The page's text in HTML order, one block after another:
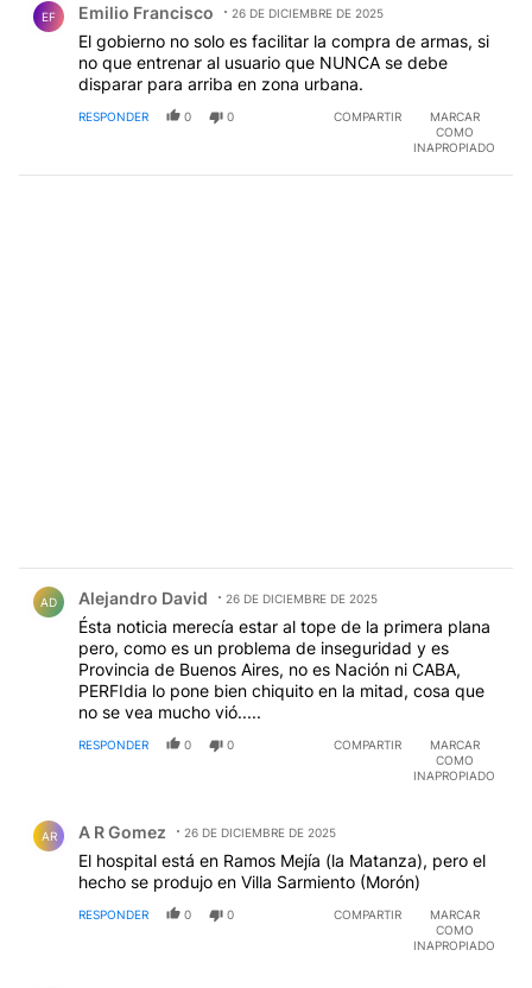
EF Emilio Francisco 26 DE DICIEMBRE DE 2025
El gobierno no solo es facilitar la compra de armas, si
no que entrenar al usuario que NUNCA se debe
disparar para arriba en zona urbana.
RESPONDER 0 0 COMPARTIR
MARCAR
COMO
INAPROPIADO
AD Alejandro David 26 DE DICIEMBRE DE 2025
Ésta noticia merecía estar al tope de la primera plana
pero, como es un problema de inseguridad y es
Provincia de Buenos Aires, no es Nación ni CABA,
PERFIdia lo pone bien chiquito en la mitad, cosa que
no se vea mucho vió.....
RESPONDER 0 0 COMPARTIR
MARCAR
COMO
INAPROPIADO
AR A R Gomez 26 DE DICIEMBRE DE 2025
El hospital está en Ramos Mejía (la Matanza), pero el
hecho se produjo en Villa Sarmiento (Morón)
RESPONDER 0 0 COMPARTIR
MARCAR
COMO
INAPROPIADO